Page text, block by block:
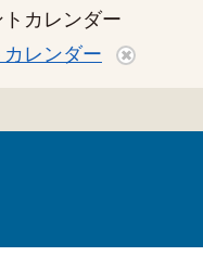
カレンダー
レンダー